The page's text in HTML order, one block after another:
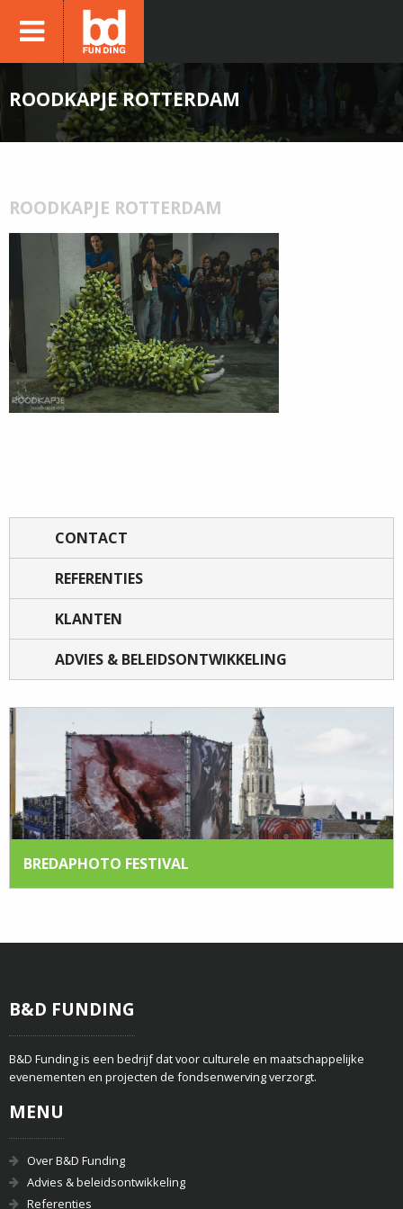
ROODKAPJE ROTTERDAM
ROODKAPJE ROTTERDAM
CONTACT
REFERENTIES
KLANTEN
ADVIES & BELEIDSONTWIKKELING
BREDAPHOTO FESTIVAL
B&D FUNDING
B&D Funding is een bedrijf dat voor culturele en maatschappelijke
evenementen en projecten de fondsenwerving verzorgt.
MENU
Over B&D Funding
Advies & beleidsontwikkeling
Referenties